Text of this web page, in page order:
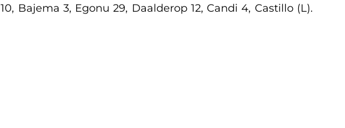
Bajema 3, Egonu 29, Daalderop 12, Candi 4, Castillo (L).